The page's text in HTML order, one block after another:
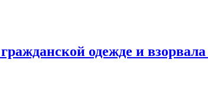
одежде и взорвала